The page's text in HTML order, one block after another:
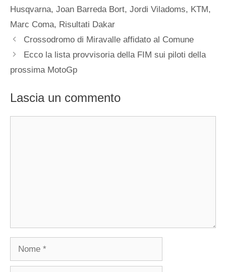
Husqvarna, Joan Barreda Bort, Jordi Viladoms, KTM,
Marc Coma, Risultati Dakar
Crossodromo di Miravalle affidato al Comune
Ecco la lista provvisoria della FIM sui piloti della
prossima MotoGp
Lascia un commento